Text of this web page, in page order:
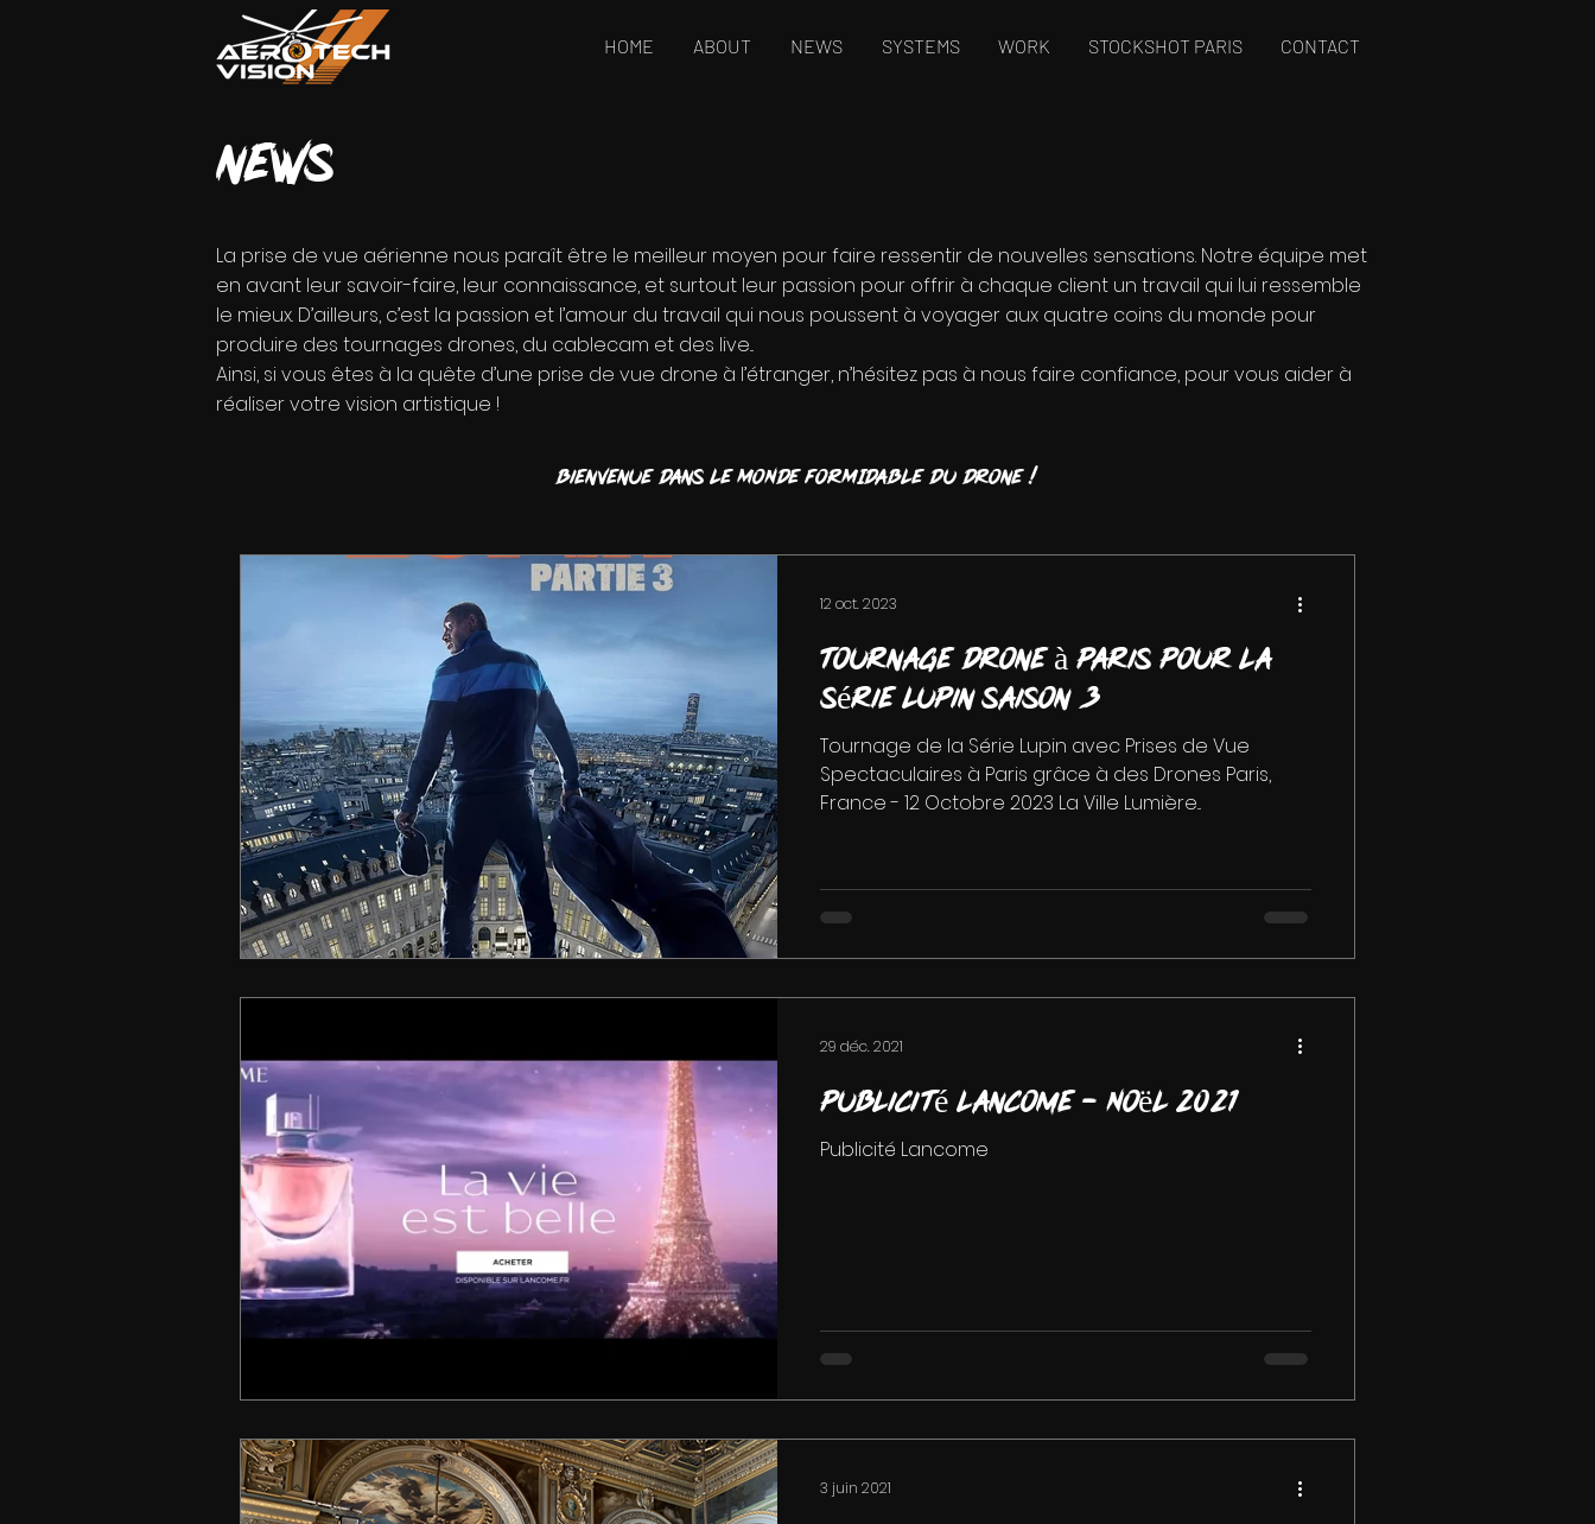
HOME ABOUT NEWS SYSTEMS WORK STOCKSHOT PARIS CONTACT
news
La prise de vue aérienne nous paraît être le meilleur moyen pour faire ressentir de nouvelles sensations. Notre équipe met
en avant leur savoir-faire, leur connaissance, et surtout leur passion pour offrir à chaque client un travail qui lui ressemble
le mieux. D’ailleurs, c’est la passion et l’amour du travail qui nous poussent à voyager aux quatre coins du monde pour
produire des tournages drones, du cablecam et des live...
Ainsi, si vous êtes à la quête d’une prise de vue drone à l’étranger, n’hésitez pas à nous faire confiance, pour vous aider à
réaliser votre vision artistique !
Bienvenue dans LE MONDE FORMIDABLE du drone !
Tournage drone à Paris pour la
série Lupin saison 3
Tournage de la Série Lupin avec Prises de Vue
Spectaculaires à Paris grâce à des Drones Paris,
France - 12 Octobre 2023 La Ville Lumière...
12 oct. 2023
Publicité Lancome - Noël 2021
Publicité Lancome
29 déc. 2021
3 juin 2021